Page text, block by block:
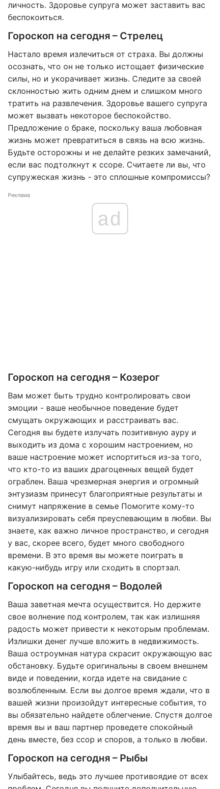
личность. Здоровье супруга может заставить вас
беспокоиться.
Гороскоп на сегодня – Стрелец
Настало время излечиться от страха. Вы должны
осознать, что он не только истощает физические
силы, но и укорачивает жизнь. Следите за своей
склонностью жить одним днем и слишком много
тратить на развлечения. Здоровье вашего супруга
может вызвать некоторое беспокойство.
Предложение о браке, поскольку ваша любовная
жизнь может превратиться в связь на всю жизнь.
Будьте осторожны и не делайте резких замечаний,
если вас подтолкнут к ссоре. Считаете ли вы, что
супружеская жизнь - это сплошные компромиссы?
Реклама
ad
Гороскоп на сегодня – Козерог
Вам может быть трудно контролировать свои
эмоции - ваше необычное поведение будет
смущать окружающих и расстраивать вас.
Сегодня вы будете излучать позитивную ауру и
выходить из дома с хорошим настроением, но
ваше настроение может испортиться из-за того,
что кто-то из ваших драгоценных вещей будет
ограблен. Ваша чрезмерная энергия и огромный
энтузиазм принесут благоприятные результаты и
снимут напряжение в семье Помогите кому-то
визуализировать себя преуспевающим в любви. Вы
знаете, как важно личное пространство, и сегодня
у вас, скорее всего, будет много свободного
времени. В это время вы можете поиграть в
какую-нибудь игру или сходить в спортзал.
Гороскоп на сегодня – Водолей
Ваша заветная мечта осуществится. Но держите
свое волнение под контролем, так как излишняя
радость может привести к некоторым проблемам.
Излишки денег лучше вложить в недвижимость.
Ваша остроумная натура скрасит окружающую вас
обстановку. Будьте оригинальны в своем внешнем
виде и поведении, когда идете на свидание с
возлюбленным. Если вы долгое время ждали, что в
вашей жизни произойдут интересные события, то
вы обязательно найдете облегчение. Спустя долгое
время вы и ваш партнер проведете спокойный
день вместе, без ссор и споров, а только в любви.
Гороскоп на сегодня – Рыбы
Улыбайтесь, ведь это лучшее противоядие от всех